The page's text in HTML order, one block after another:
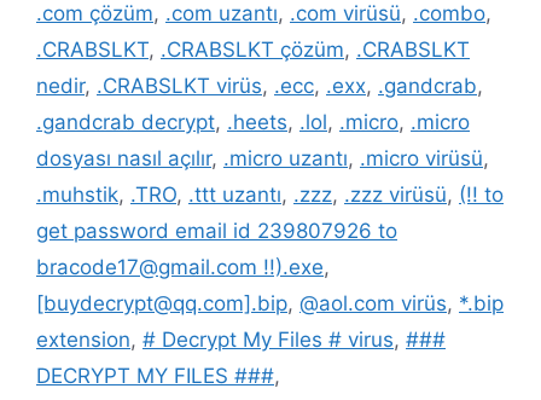
.com çözüm, .com uzantı, .com virüsü, .combo,
.CRABSLKT, .CRABSLKT çözüm, .CRABSLKT
nedir, .CRABSLKT virüs, .ecc, .exx, .gandcrab,
.gandcrab decrypt, .heets, .lol, .micro, .micro
dosyası nasıl açılır, .micro uzantı, .micro virüsü,
.muhstik, .TRO, .ttt uzantı, .zzz, .zzz virüsü, (!! to
get password email id 239807926 to
bracode17@gmail.com !!).exe,
[buydecrypt@qq.com].bip, @aol.com virüs, *.bip
extension, # Decrypt My Files # virus, ###
DECRYPT MY FILES ###,